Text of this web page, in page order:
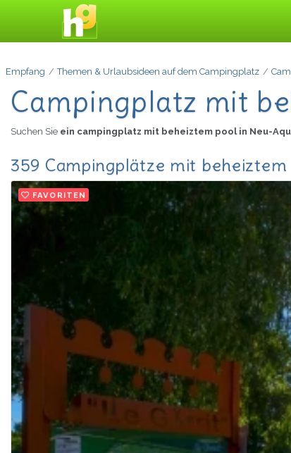
Empfang Themen & Urlaubsideen auf dem Campingplatz
Campingplatz mit
Suchen Sie ein campingplatz mit beheiztem pool in Neu-
359 Campingplätze mit
FAVORITEN